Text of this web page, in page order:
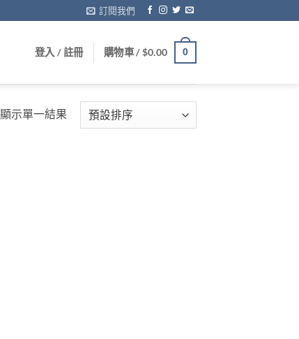
訂閱我們
登入 / 註冊 購物車 /$0.00 0
顯示單一結果